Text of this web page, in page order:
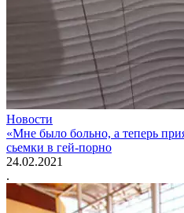
Новости
«Мне было больно, а теперь
сьемки в гей-порно
24.02.2021
.